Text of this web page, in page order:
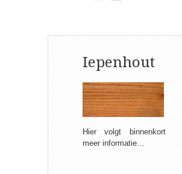
Iepenhout
Hier volgt binnenkort
meer informatie…